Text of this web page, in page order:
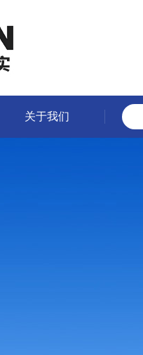
关于我们